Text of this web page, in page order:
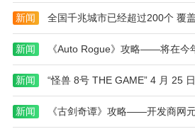
游戏设置了大量的谜题和线索
察、思考和推理来找到解决谜题
这些谜题和线索不仅增加了游
家在解决谜题的过程中获得成就
本站为您提供恐怖奶奶2 联机
游戏 ，欢迎大家记住本站网址，
新闻 全国千兆城市已经超过200个 覆
新闻 《Auto Rogue》攻略——将在今
新闻
新闻